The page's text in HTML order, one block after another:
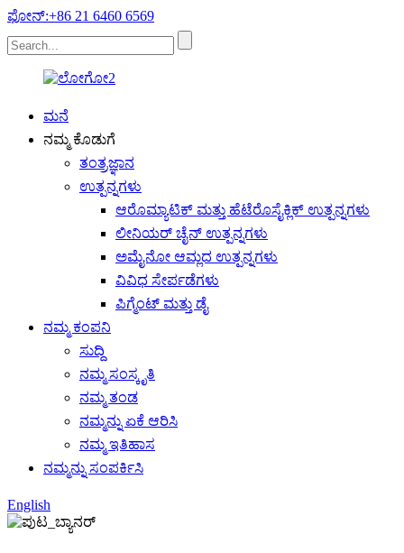
ಫೋನ್:+86 21 6460 6569
ಮನೆ
ನಮ್ಮ ಕೊಡುಗೆ
ತಂತ್ರಜ್ಞಾನ
ಉತ್ಪನ್ನಗಳು
ಆರೊಮ್ಯಾಟಿಕ್ ಮತ್ತು ಹೆಟೆರೊಸೈಕ್ಲಿಕ್ ಉತ್ಪನ್ನಗಳು
ಲೀನಿಯರ್ ಚೈನ್ ಉತ್ಪನ್ನಗಳು
ಅಮೈನೋ ಆಮ್ಲದ ಉತ್ಪನ್ನಗಳು
ವಿವಿಧ ಸೇರ್ಪಡೆಗಳು
ಪಿಗ್ಮೆಂಟ್ ಮತ್ತು ಡೈ
ನಮ್ಮ ಕಂಪನಿ
ಸುದ್ದಿ
ನಮ್ಮ ಸಂಸ್ಕೃತಿ
ನಮ್ಮ ತಂಡ
ನಮ್ಮನ್ನು ಏಕೆ ಆರಿಸಿ
ನಮ್ಮ ಇತಿಹಾಸ
ನಮ್ಮನ್ನು ಸಂಪರ್ಕಿಸಿ
English